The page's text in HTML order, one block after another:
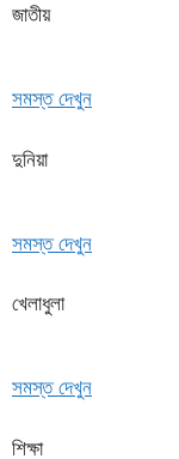
জাতীয়
সমস্ত দেখুন
দুনিয়া
সমস্ত দেখুন
খেলাধুলা
সমস্ত দেখুন
শিক্ষা